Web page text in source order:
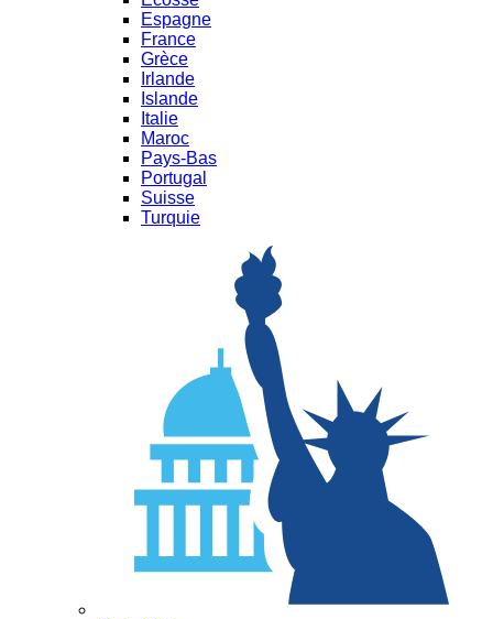
Espagne
France
Grèce
Irlande
Islande
Italie
Maroc
Pays-Bas
Portugal
Suisse
Turquie